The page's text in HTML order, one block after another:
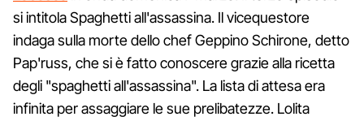
si intitola Spaghetti all'assassina. Il vicequestore
indaga sulla morte dello chef Geppino Schirone, detto
Pap'russ, che si è fatto conoscere grazie alla ricetta
degli "spaghetti all'assassina". La lista di attesa era
infinita per assaggiare le sue prelibatezze. Lolita